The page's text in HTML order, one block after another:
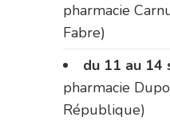
pharmacie
Fabre)
du 11 au 14
pharmacie
République)